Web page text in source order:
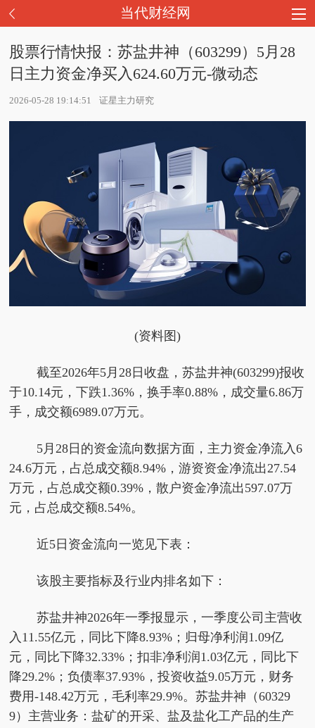
当代财经网
股票行情快报：苏盐井神（603299）5月28
日主力资金净买入624.60万元-微动态
2026-05-28 19:14:51 证星主力研究
(资料图)
截至2026年5月28日收盘，苏盐井神(603299)报收
于10.14元，下跌1.36%，换手率0.88%，成交量6.86万
手，成交额6989.07万元。
5月28日的资金流向数据方面，主力资金净流入6
24.6万元，占总成交额8.94%，游资资金净流出27.54
万元，占总成交额0.39%，散户资金净流出597.07万
元，占总成交额8.54%。
近5日资金流向一览见下表：
该股主要指标及行业内排名如下：
苏盐井神2026年一季报显示，一季度公司主营收
入11.55亿元，同比下降8.93%；归母净利润1.09亿
元，同比下降32.33%；扣非净利润1.03亿元，同比下
降29.2%；负债率37.93%，投资收益9.05万元，财务
费用-148.42万元，毛利率29.9%。苏盐井神（60329
9）主营业务：盐矿的开采、盐及盐化工产品的生产